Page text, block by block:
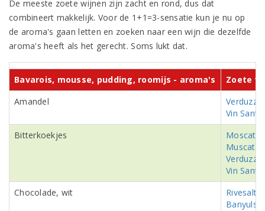
De meeste zoete wijnen zijn zacht en rond, dus dat
combineert makkelijk. Voor de 1+1=3-sensatie kun je nu op
de aroma's gaan letten en zoeken naar een wijn die dezelfde
aroma's heeft als het gerecht. Soms lukt dat.
Bavarois, mousse, pudding, roomijs - aroma's
Zoete
Amandel
Vin Santo
Bitterkoekjes
Moscatel
Muscat
Vin Santo
Chocolade, wit
Banyuls